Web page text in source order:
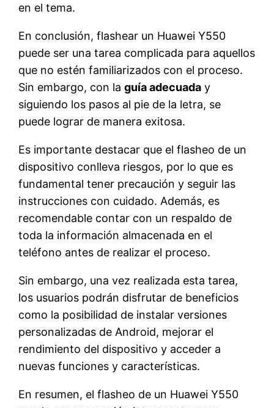
en el tema.
En conclusión, flashear un Huawei Y550
puede ser una tarea complicada para aquellos
que no estén familiarizados con el proceso.
Sin embargo, con laguía adecuada y
siguiendo los pasos al pie de la letra, se
puede lograr de manera exitosa.
Es importante destacar que el flasheo de un
dispositivo conlleva riesgos, por lo que es
fundamental tener precaución y seguir las
instrucciones con cuidado. Además, es
recomendable contar con un respaldo de
toda la información almacenada en el
teléfono antes de realizar el proceso.
Sin embargo, una vez realizada esta tarea,
los usuarios podrán disfrutar de beneficios
como la posibilidad de instalar versiones
personalizadas de Android, mejorar el
rendimiento del dispositivo y acceder a
nuevas funciones y características.
En resumen, el flasheo de un Huawei Y550